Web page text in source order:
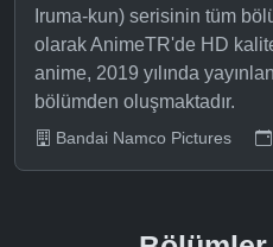
Iruma-kun) serisinin tüm
olarak AnimeTR'de HD
anime, 2019 yılında
bölümden oluşmaktadır.
Bandai Namco Pictures